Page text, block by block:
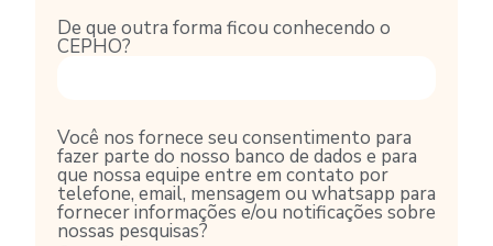
De que outra forma ficou conhecendo o
CEPHO?
Você nos fornece seu consentimento para
fazer parte do nosso banco de dados e para
que nossa equipe entre em contato por
telefone, email, mensagem ou whatsapp para
fornecer informações e/ou notificações sobre
nossas pesquisas?